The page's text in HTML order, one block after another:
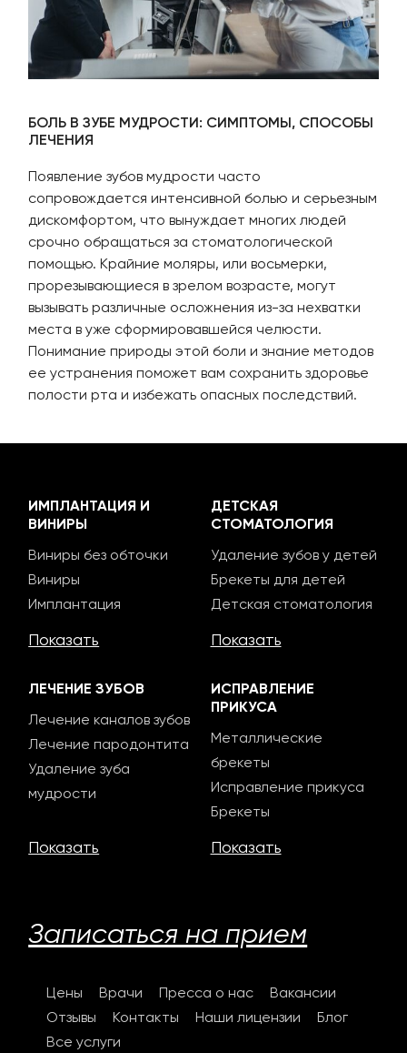
БОЛЬ В ЗУБЕ МУДРОСТИ: СИМПТОМЫ, СПОСОБЫ
ЛЕЧЕНИЯ
Появление зубов мудрости часто
сопровождается интенсивной болью и серьезным
дискомфортом, что вынуждает многих людей
срочно обращаться за стоматологической
помощью. Крайние моляры, или восьмерки,
прорезывающиеся в зрелом возрасте, могут
вызывать различные осложнения из-за нехватки
места в уже сформировавшейся челюсти.
Понимание природы этой боли и знание методов
ее устранения поможет вам сохранить здоровье
полости рта и избежать опасных последствий.
ИМПЛАНТАЦИЯ И
ВИНИРЫ
Виниры без обточки
Виниры
Имплантация
Показать
ДЕТСКАЯ
СТОМАТОЛОГИЯ
Удаление зубов у детей
Брекеты для детей
Детская стоматология
Показать
ЛЕЧЕНИЕ ЗУБОВ
Лечение каналов зубов
Лечение пародонтита
Удаление зуба
мудрости
Показать
ИСПРАВЛЕНИЕ
ПРИКУСА
Металлические
брекеты
Исправление прикуса
Брекеты
Показать
Записаться на прием
Цены Врачи Пресса о нас
Вакансии
Отзывы
Контакты Наши лицензии
Блог
Все услуги